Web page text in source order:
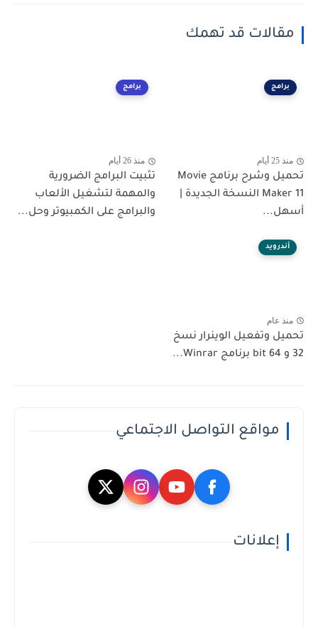
مقالات قد تهمك
برامج
منذ 25 أيام
تحميل وشرح برنامج Movie
Maker 11 النسخة الجديدة |
أسهل...
برامج
منذ 26 أيام
تثبيت البرامج الضرورية
والمهمة لتشغيل الألعاب
والبرامج على الكمبيوتر وحل...
أندرويد
منذ عام
تحميل وتفعيل الوينرار نسخ
32 و 64 bit برنامج Winrar...
مواقع التواصل الاجتماعي
إعلانات